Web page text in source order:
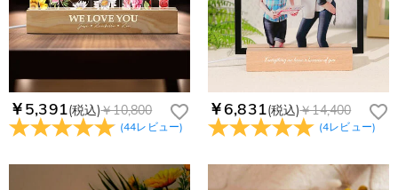
￥5,391(税込)￥10,800
(44レビュー)
￥6,831(税込)￥14,400
(4レビュー)